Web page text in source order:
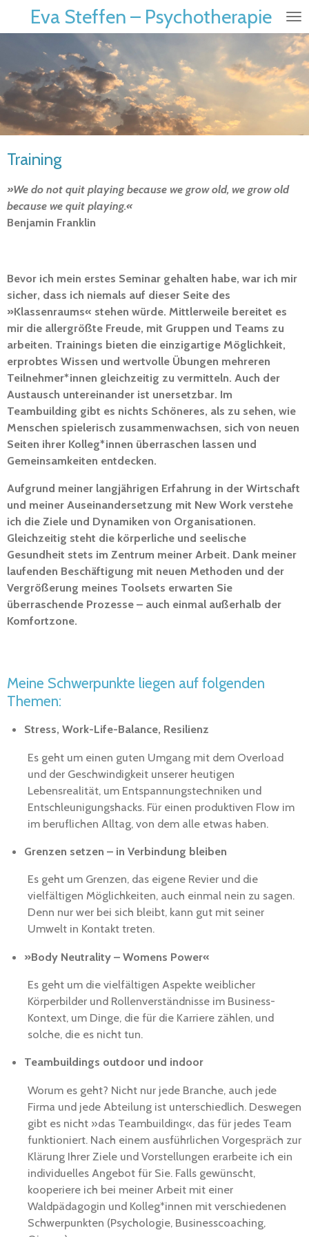
Hauptinhalt
Eva Steffen – Psychotherapie
Training
»We do not quit playing because we grow old, we grow old
because we quit playing.«
Benjamin Franklin
Bevor ich mein erstes Seminar gehalten habe, war ich mir
sicher, dass ich niemals auf dieser Seite des
»Klassenraums« stehen würde. Mittlerweile bereitet es
mir die allergrößte Freude, mit Gruppen und Teams zu
arbeiten. Trainings bieten die einzigartige Möglichkeit,
erprobtes Wissen und wertvolle Übungen mehreren
Teilnehmer*innen gleichzeitig zu vermitteln. Auch der
Austausch untereinander ist unersetzbar. Im
Teambuilding gibt es nichts Schöneres, als zu sehen, wie
Menschen spielerisch zusammenwachsen, sich von neuen
Seiten ihrer Kolleg*innen überraschen lassen und
Gemeinsamkeiten entdecken.
Aufgrund meiner langjährigen Erfahrung in der Wirtschaft
und meiner Auseinandersetzung mit New Work verstehe
ich die Ziele und Dynamiken von Organisationen.
Gleichzeitig steht die körperliche und seelische
Gesundheit stets im Zentrum meiner Arbeit. Dank meiner
laufenden Beschäftigung mit neuen Methoden und der
Vergrößerung meines Toolsets erwarten Sie
überraschende Prozesse – auch einmal außerhalb der
Komfortzone.
Meine Schwerpunkte liegen auf folgenden
Themen:
Stress, Work-Life-Balance, Resilienz
Es geht um einen guten Umgang mit dem Overload
und der Geschwindigkeit unserer heutigen
Lebensrealität, um Entspannungstechniken und
Entschleunigungshacks. Für einen produktiven Flow im
im beruflichen Alltag, von dem alle etwas haben.
Grenzen setzen – in Verbindung bleiben
Es geht um Grenzen, das eigene Revier und die
vielfältigen Möglichkeiten, auch einmal nein zu sagen.
Denn nur wer bei sich bleibt, kann gut mit seiner
Umwelt in Kontakt treten.
»Body Neutrality – Womens Power«
Es geht um die vielfältigen Aspekte weiblicher
Körperbilder und Rollenverständnisse im Business-
Kontext, um Dinge, die für die Karriere zählen, und
solche, die es nicht tun.
Teambuildings outdoor und indoor
Worum es geht? Nicht nur jede Branche, auch jede
Firma und jede Abteilung ist unterschiedlich. Deswegen
gibt es nicht »das Teambuilding«, das für jedes Team
funktioniert. Nach einem ausführlichen Vorgespräch zur
Klärung Ihrer Ziele und Vorstellungen erarbeite ich ein
individuelles Angebot für Sie. Falls gewünscht,
kooperiere ich bei meiner Arbeit mit einer
Waldpädagogin und Kolleg*innen mit verschiedenen
Schwerpunkten (Psychologie, Businesscoaching,